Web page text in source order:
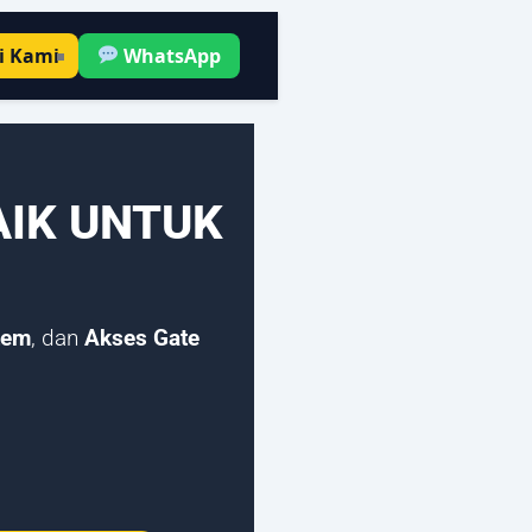
Kami WhatsApp
UNTUK
, dan Akses Gate